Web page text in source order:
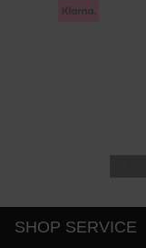
SHOP SERVICE